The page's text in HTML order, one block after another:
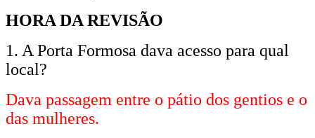
HORA DA REVISÃO
1. A Porta Formosa dava acesso para qual
local?
Dava passagem entre o pátio dos gentios e o
das mulheres.